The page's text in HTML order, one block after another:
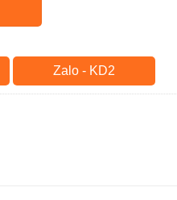
Zalo - KD2